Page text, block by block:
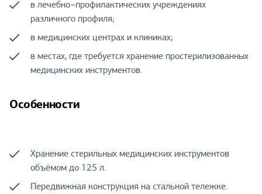
в лечебно−профилактических учреждениях
различного профиля;
в медицинских центрах и клиниках;
в местах, где требуется хранение простерилизованных
медицинских инструментов.
Особенности
Хранение стерильных медицинских инструментов
объёмом до 125 л.
Передвижная конструкция на стальной тележке.